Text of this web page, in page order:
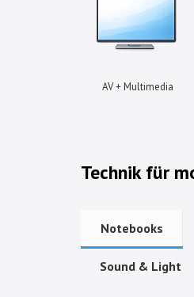
AV + Multimedia
Technik für
Notebooks
Sound & Light